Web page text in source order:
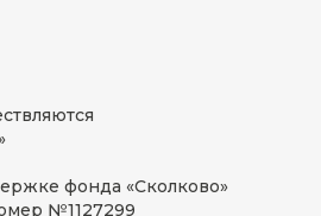
фонда «Сколково»
№1127299